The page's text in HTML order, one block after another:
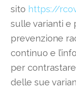
sito https://
sulle varianti e
prevenzione
continuo e
per
delle sue